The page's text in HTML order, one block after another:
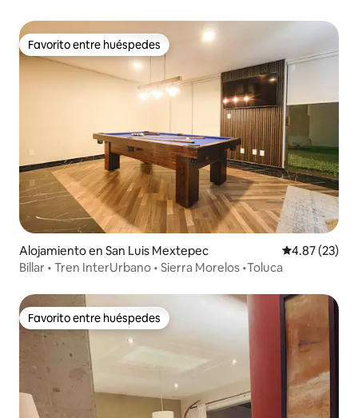
Favorito entre huéspedes
Favorito entre huéspedes
Alojamiento en San Luis Mextepec Calificación
4.87 (23)
Billar • Tren InterUrbano • Sierra Morelos •Toluca
Favorito entre huéspedes
Favorito entre huéspedes